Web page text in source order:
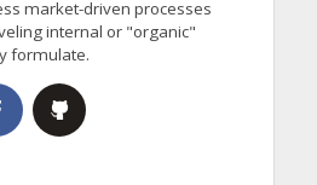
market-driven processes
internal or "organic"
formulate.